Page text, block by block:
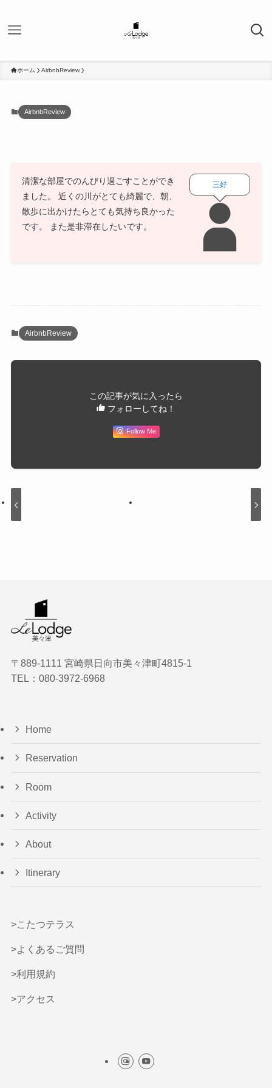
ホーム AirbnbReview
AirbnbReview
清潔な部屋でのんびり過ごすことができ
ました。 近くの川がとても綺麗で、朝、
散歩に出かけたらとても気持ち良かった
です。 また是非滞在したいです。
三好
AirbnbReview
この記事が気に入ったら
フォローしてね！
Follow Me
〒889-1111 宮崎県日向市美々津町4815‐1
TEL：080-3972-6968
Home
Reservation
Room
Activity
About
Itinerary
>こたつテラス
>よくあるご質問
>利用規約
>アクセス